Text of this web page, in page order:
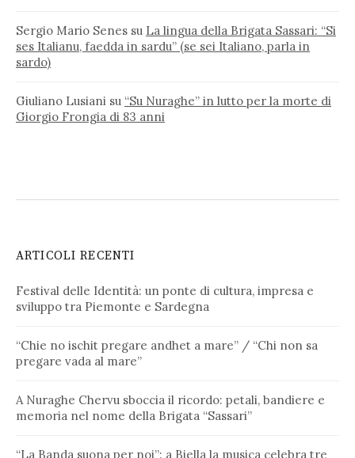
Sergio Mario Senes su La lingua della Brigata Sassari: “Si
ses Italianu, faedda in sardu” (se sei Italiano, parla in
sardo)
Giuliano Lusiani su “Su Nuraghe” in lutto per la morte di
Giorgio Frongia di 83 anni
ARTICOLI RECENTI
Festival delle Identità: un ponte di cultura, impresa e
sviluppo tra Piemonte e Sardegna
“Chie no ischit pregare andhet a mare” / “Chi non sa
pregare vada al mare”
A Nuraghe Chervu sboccia il ricordo: petali, bandiere e
memoria nel nome della Brigata “Sassari”
“La Banda suona per noi”: a Biella la musica celebra tre